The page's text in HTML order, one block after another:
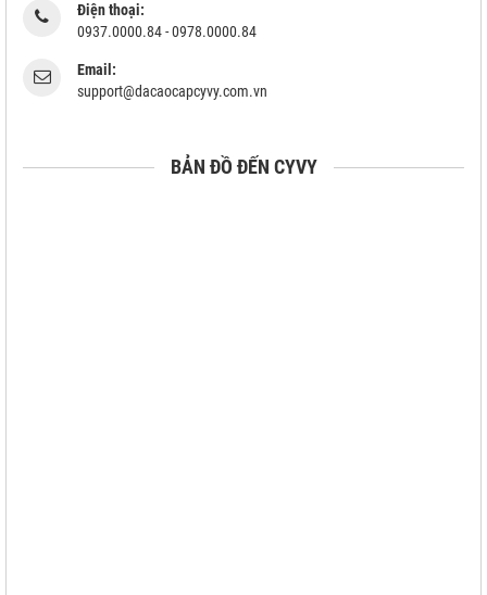
Điện thoại:
0937.0000.84 - 0978.0000.84
Email:
support@dacaocapcyvy.com.vn
BẢN ĐỒ ĐẾN CYVY